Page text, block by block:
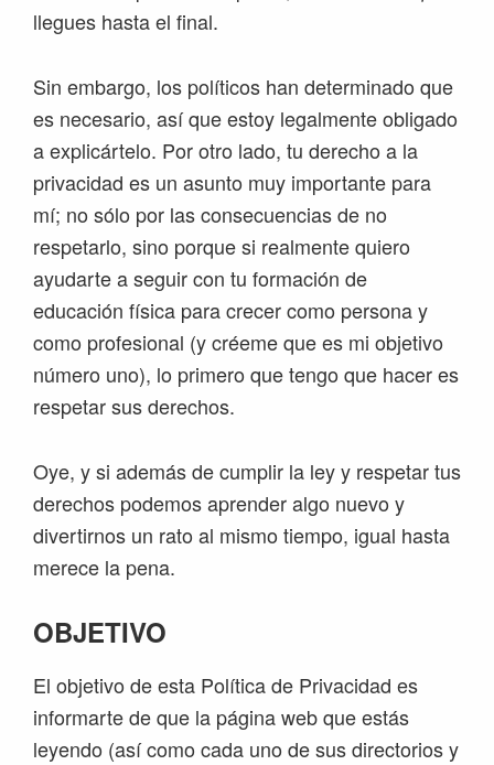
llegues hasta el final.
Sin embargo, los políticos han determinado que
es necesario, así que estoy legalmente obligado
a explicártelo. Por otro lado, tu derecho a la
privacidad es un asunto muy importante para
mí; no sólo por las consecuencias de no
respetarlo, sino porque si realmente quiero
ayudarte a seguir con tu formación de
educación física para crecer como persona y
como profesional (y créeme que es mi objetivo
número uno), lo primero que tengo que hacer es
respetar sus derechos.
Oye, y si además de cumplir la ley y respetar tus
derechos podemos aprender algo nuevo y
divertirnos un rato al mismo tiempo, igual hasta
merece la pena.
OBJETIVO
El objetivo de esta Política de Privacidad es
informarte de que la página web que estás
leyendo (así como cada uno de sus directorios y